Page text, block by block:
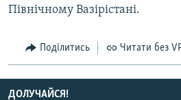
Північному Вазірістані.
Поділитись Читати без
ДОЛУЧАЙСЯ!